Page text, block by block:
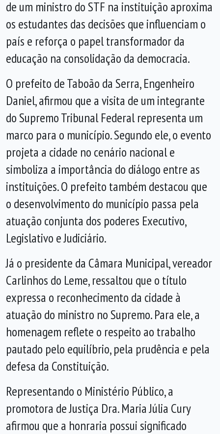
de um ministro do STF na instituição aproxima
os estudantes das decisões que influenciam o
país e reforça o papel transformador da
educação na consolidação da democracia.
O prefeito de Taboão da Serra, Engenheiro
Daniel, afirmou que a visita de um integrante
do Supremo Tribunal Federal representa um
marco para o município. Segundo ele, o evento
projeta a cidade no cenário nacional e
simboliza a importância do diálogo entre as
instituições. O prefeito também destacou que
o desenvolvimento do município passa pela
atuação conjunta dos poderes Executivo,
Legislativo e Judiciário.
Já o presidente da Câmara Municipal, vereador
Carlinhos do Leme, ressaltou que o título
expressa o reconhecimento da cidade à
atuação do ministro no Supremo. Para ele, a
homenagem reflete o respeito ao trabalho
pautado pelo equilíbrio, pela prudência e pela
defesa da Constituição.
Representando o Ministério Público, a
promotora de Justiça Dra. Maria Júlia Cury
afirmou que a honraria possui significado